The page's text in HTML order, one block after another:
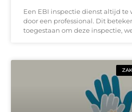
Een EBI inspectie dienst altijd te
door een professional. Dit
toegestaan om deze inspectie,